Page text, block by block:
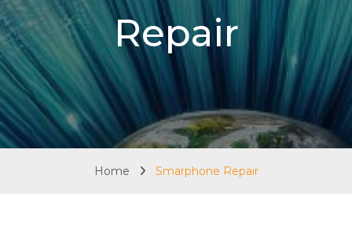
Repair
Home Smarphone Repair